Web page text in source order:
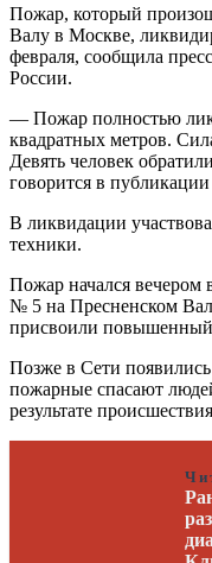
Пожар, который
Валу в Москве,
февраля, сообщила
России.
— Пожар полностью
квадратных метров.
Девять человек
говорится в
В ликвидации
техники.
Пожар начался вечером
№ 5 на Пресненском
присвоили повышенный
Позже в Сети
пожарные спасают
результате